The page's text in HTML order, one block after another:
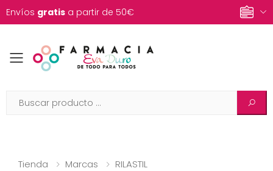
Envíos gratis a partir de 50€
Toggle mobile menu
Tienda Marcas RILASTIL